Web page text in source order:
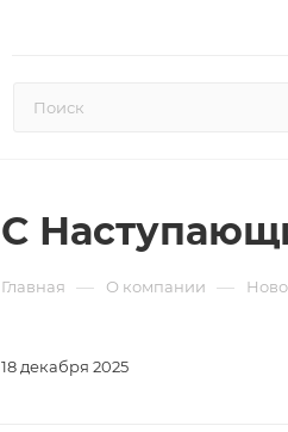
С
Главная — О компании —
18 декабря 2025